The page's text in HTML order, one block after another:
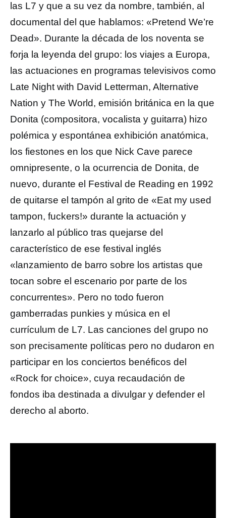
las L7 y que a su vez da nombre, también, al
documental del que hablamos: «Pretend We’re
Dead». Durante la década de los noventa se
forja la leyenda del grupo: los viajes a Europa,
las actuaciones en programas televisivos como
Late Night with David Letterman, Alternative
Nation y The World, emisión británica en la que
Donita (compositora, vocalista y guitarra) hizo
polémica y espontánea exhibición anatómica,
los fiestones en los que Nick Cave parece
omnipresente, o la ocurrencia de Donita, de
nuevo, durante el Festival de Reading en 1992
de quitarse el tampón al grito de «Eat my used
tampon, fuckers!» durante la actuación y
lanzarlo al público tras quejarse del
característico de ese festival inglés
«lanzamiento de barro sobre los artistas que
tocan sobre el escenario por parte de los
concurrentes». Pero no todo fueron
gamberradas punkies y música en el
currículum de L7. Las canciones del grupo no
son precisamente políticas pero no dudaron en
participar en los conciertos benéficos del
«Rock for choice», cuya recaudación de
fondos iba destinada a divulgar y defender el
derecho al aborto.